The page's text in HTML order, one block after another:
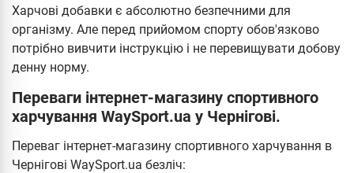
Харчові добавки є абсолютно безпечними для
організму. Але перед прийомом спорту обов'язково
потрібно вивчити інструкцію і не перевищувати добову
денну норму.
Переваги інтернет-магазину спортивного
харчування WaySport.ua у Чернігові.
Переваг інтернет-магазину спортивного харчування в
Чернігові WaySport.ua безліч: